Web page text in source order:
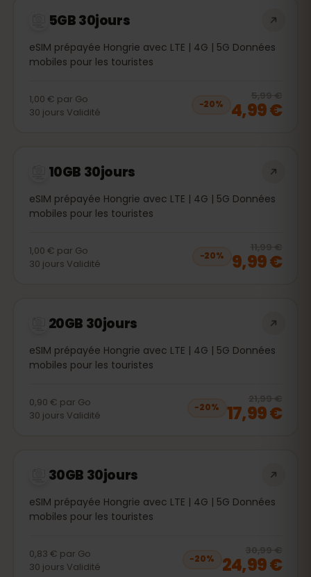
5GB 30jours
eSIM prépayée Hongrie avec LTE | 4G | 5G Données
mobiles pour les touristes
1,00 € par Go
30 jours Validité
−20%
5,99 €
4,99 €
10GB 30jours
eSIM prépayée Hongrie avec LTE | 4G | 5G Données
mobiles pour les touristes
1,00 € par Go
30 jours Validité
−20%
11,99 €
9,99 €
20GB 30jours
eSIM prépayée Hongrie avec LTE | 4G | 5G Données
mobiles pour les touristes
0,90 € par Go
30 jours Validité
−20%
21,99 €
17,99 €
30GB 30jours
eSIM prépayée Hongrie avec LTE | 4G | 5G Données
mobiles pour les touristes
0,83 € par Go
30 jours Validité
−20%
30,99 €
24,99 €